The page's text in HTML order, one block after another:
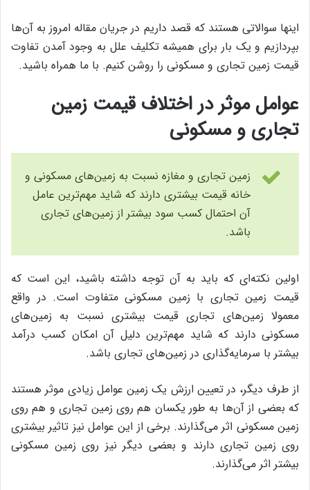
اینها سوالاتی هستند که قصد داریم در جریان مقاله امروز به آن‌ها
بپردازیم و یک بار برای همیشه تکلیف علل به وجود آمدن تفاوت
قیمت زمین تجاری و مسکونی را روشن کنیم. با ما همراه باشید.
عوامل موثر در اختلاف قیمت زمین
تجاری و مسکونی
زمین تجاری و مغازه نسبت به زمین‌های مسکونی و
خانه قیمت بیشتری دارند که شاید مهم‌ترین عامل
آن احتمال کسب سود بیشتر از زمین‌های تجاری
باشد.
اولین نکته‌ای که باید به آن توجه داشته باشید، این است که
قیمت زمین تجاری با زمین مسکونی متفاوت است. در واقع
معمولا زمین‌های تجاری قیمت بیشتری نسبت به زمین‌های
مسکونی دارند که شاید مهم‌ترین دلیل آن امکان کسب درآمد
بیشتر با سرمایه‌گذاری در زمین‌های تجاری باشد.
از طرف دیگر، در تعیین ارزش یک زمین عوامل زیادی موثر هستند
که بعضی از آن‌ها به طور یکسان هم روی زمین تجاری و هم روی
زمین مسکونی اثر می‌گذارند. برخی از این عوامل نیز تاثیر بیشتری
روی زمین تجاری دارند و بعضی دیگر نیز روی زمین مسکونی
بیشتر اثر می‌گذارند.